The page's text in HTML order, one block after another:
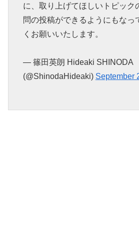
に、取り上げてほしいトピック
問の投稿ができるようにもなっ
くお願いいたします。
— 篠田英朗 Hideaki SHINODA
(@ShinodaHideaki) September